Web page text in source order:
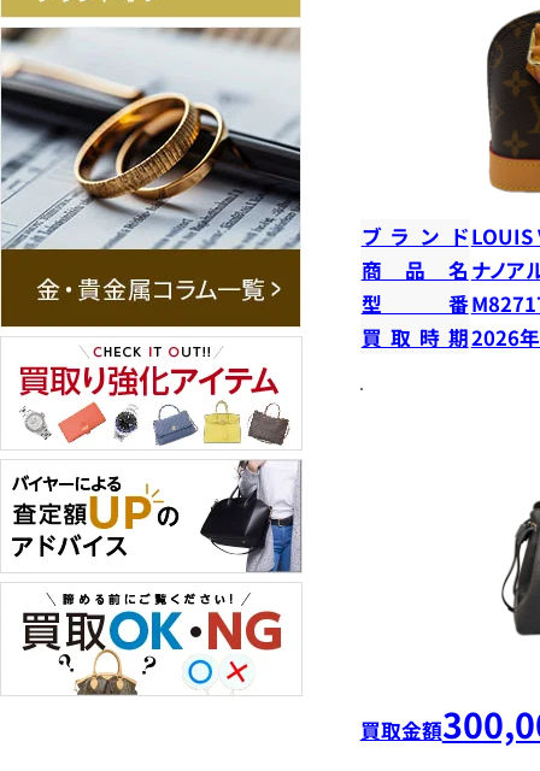
ブランドLOUIS
商品名 ナノア
型番
買取時期2026
買取金額